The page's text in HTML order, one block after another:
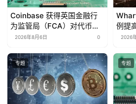
Coinbase 获得英国金融行
为监管局（FCA）对代币化
美国股票的全面授权
2026年8月6日 0
例提
2026
专题 专题